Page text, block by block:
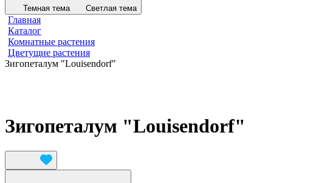
Темная тема Светлая тема
Главная
Каталог
Комнатные растения
Цветущие растения
Зигопеталум "Louisendorf"
Зигопеталум "Louisendorf"